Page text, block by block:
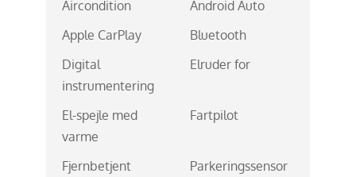
Aircondition
Android Auto
Apple CarPlay
Bluetooth
Digital
instrumentering
Elruder for
El-spejle med
varme
Fartpilot
Fjernbetjent
Parkeringssensor